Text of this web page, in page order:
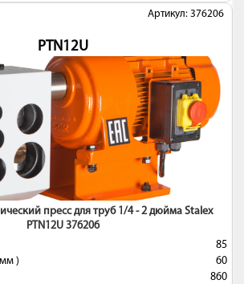
Артикул: 376206
PTN12U
пресс для труб 1/4 - 2 дюйма Stalex
PTN12U 376206
85
)
60
860